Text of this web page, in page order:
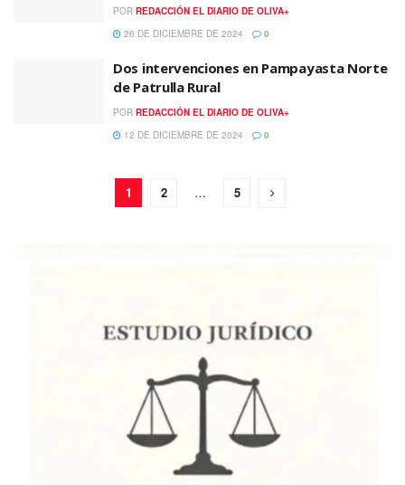
POR REDACCIÓN EL DIARIO DE OLIVA+
26 DE DICIEMBRE DE 2024
0
Dos intervenciones en Pampayasta Norte
de Patrulla Rural
POR REDACCIÓN EL DIARIO DE OLIVA+
12 DE DICIEMBRE DE 2024
0
1 2 … 5